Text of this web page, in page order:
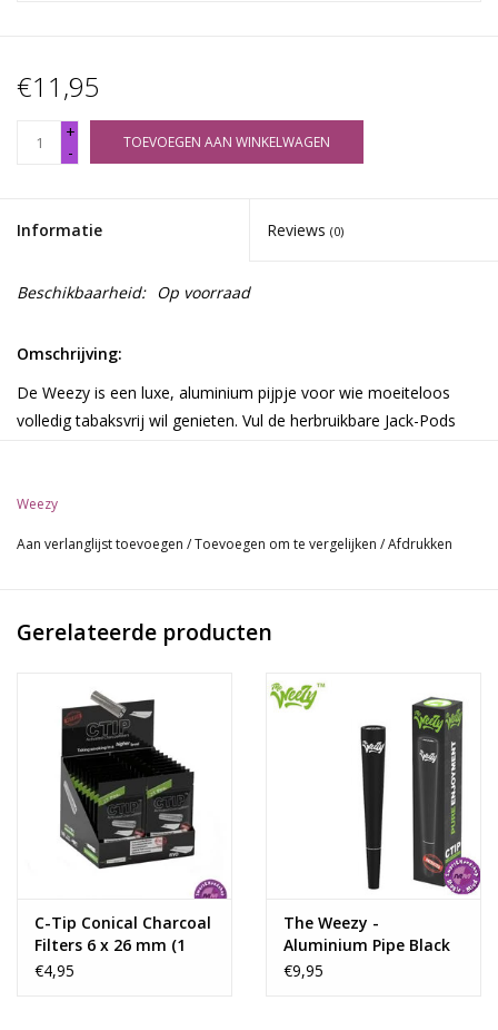
€11,95
+
-
TOEVOEGEN AAN WINKELWAGEN
Informatie Reviews (0)
Beschikbaarheid: Op voorraad
Omschrijving:
De Weezy is een luxe, aluminium pijpje voor wie moeiteloos
volledig tabaksvrij wil genieten. Vul de herbruikbare Jack-Pods
zachtere rook met minder schadelijke stoffen en vollere smaak.
Aluminium
Jack-pod en Weezy zijn gemakkelijk te reinigen met alcohol
Weezy
Aan verlanglijst toevoegen /Toevoegen om te vergelijken /Afdrukken
Gerelateerde producten
C-Tip Conical Charcoal
Filters 6 x 26 mm (1
packs 25 tips )
€4,95
The Weezy -
Aluminium Pipe Black
€9,95